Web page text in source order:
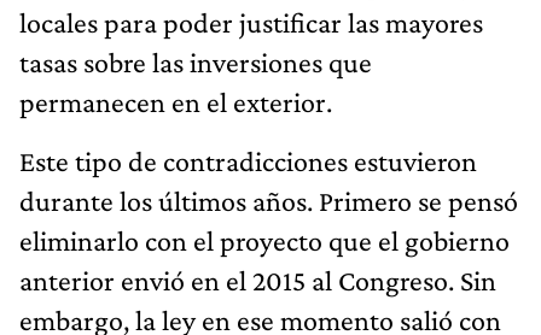
locales para poder justificar las mayores
tasas sobre las inversiones que
permanecen en el exterior.
Este tipo de contradicciones estuvieron
durante los últimos años. Primero se pensó
eliminarlo con el proyecto que el gobierno
anterior envió en el 2015 al Congreso. Sin
embargo, la ley en ese momento salió con